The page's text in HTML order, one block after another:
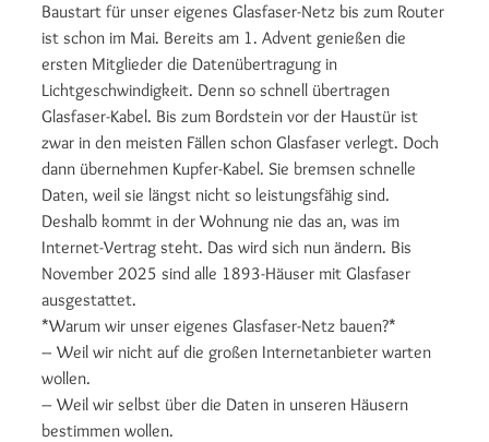
Baustart für unser eigenes Glasfaser-Netz bis zum Router
ist schon im Mai. Bereits am 1. Advent genießen die
ersten Mitglieder die Datenübertragung in
Lichtgeschwindigkeit. Denn so schnell übertragen
Glasfaser-Kabel. Bis zum Bordstein vor der Haustür ist
zwar in den meisten Fällen schon Glasfaser verlegt. Doch
dann übernehmen Kupfer-Kabel. Sie bremsen schnelle
Daten, weil sie längst nicht so leistungsfähig sind.
Deshalb kommt in der Wohnung nie das an, was im
Internet-Vertrag steht. Das wird sich nun ändern. Bis
November 2025 sind alle 1893-Häuser mit Glasfaser
ausgestattet.
*Warum wir unser eigenes Glasfaser-Netz bauen?*
– Weil wir nicht auf die großen Internetanbieter warten
wollen.
– Weil wir selbst über die Daten in unseren Häusern
bestimmen wollen.